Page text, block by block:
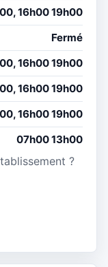
16h00 19h00
Fermé
16h00 19h00
16h00 19h00
16h00 19h00
07h00 13h00
?